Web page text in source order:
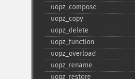
uopz_​compose
uopz_​copy
uopz_​delete
uopz_​function
uopz_​overload
uopz_​rename
uopz_​restore